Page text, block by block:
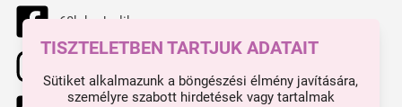
68k kedvelik
TISZTELETBEN TARTJUK ADATAIT
Sütiket alkalmazunk a böngészési élmény javítására,
személyre szabott hirdetések vagy tartalmak